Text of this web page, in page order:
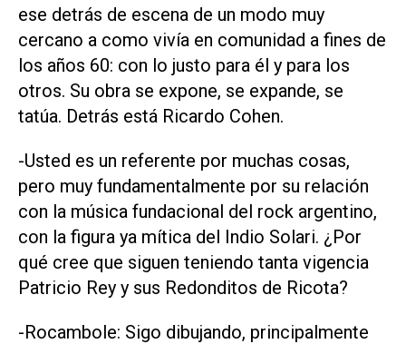
ese detrás de escena de un modo muy
cercano a como vivía en comunidad a fines de
los años 60: con lo justo para él y para los
otros. Su obra se expone, se expande, se
tatúa. Detrás está Ricardo Cohen.
-Usted es un referente por muchas cosas,
pero muy fundamentalmente por su relación
con la música fundacional del rock argentino,
con la figura ya mítica del Indio Solari. ¿Por
qué cree que siguen teniendo tanta vigencia
Patricio Rey y sus Redonditos de Ricota?
-Rocambole: Sigo dibujando, principalmente